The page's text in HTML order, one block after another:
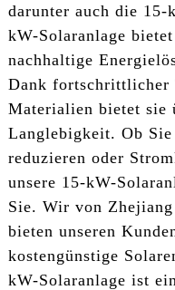
darunter auch die 15-
kW-Solaranlage
nachhaltige
Dank fortschrittlicher
Materialien bietet sie
Langlebigkeit. Ob
reduzieren oder
unsere 15-kW-
Sie. Wir von
bieten unseren
kostengünstige
kW-Solaranlage ist